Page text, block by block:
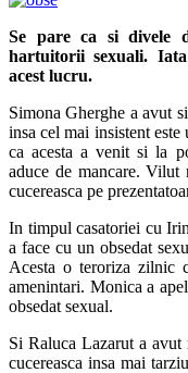
Se pare ca si divele
hartuitorii sexuali.
acest lucru.
Simona Gherghe a avut
insa cel mai insistent
ca acesta a venit si la
aduce de mancare. Vilut
cucereasca pe
In timpul casatoriei cu
a face cu un obsedat
Acesta o teroriza zilnic
amenintari. Monica a
obsedat sexual.
Si Raluca Lazarut a avut
cucereasca insa mai